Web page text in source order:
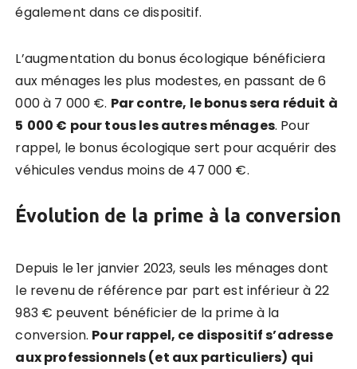
également dans ce dispositif.
L’augmentation du bonus écologique bénéficiera
aux ménages les plus modestes, en passant de 6
000 à 7 000 €. Par contre, le bonus sera réduit à
5 000 € pour tous les autres ménages. Pour
rappel, le bonus écologique sert pour acquérir des
véhicules vendus moins de 47 000 €.
Évolution de la prime à la conversion
Depuis le 1er janvier 2023, seuls les ménages dont
le revenu de référence par part est inférieur à 22
983 € peuvent bénéficier de la prime à la
conversion. Pour rappel, ce dispositif s’adresse
aux professionnels (et aux particuliers) qui